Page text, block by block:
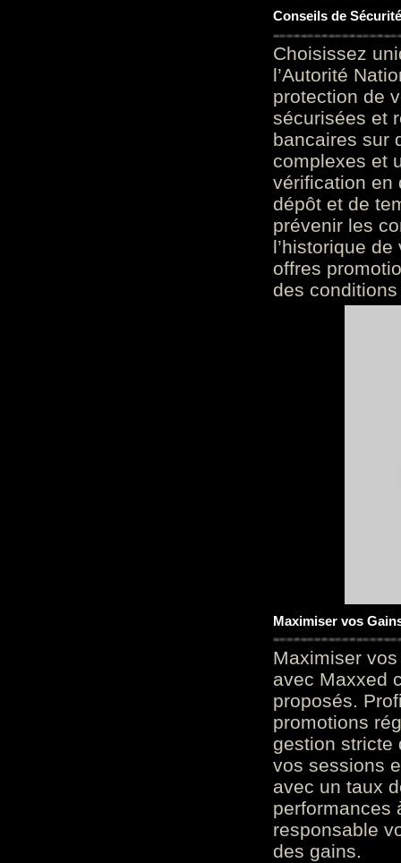
Conseils de
Choisissez
l’Autorité
protection de
sécurisées et
bancaires sur
complexes et
vérification en
dépôt et de
prévenir les
l’historique
offres
des
Maximiser vos
Maximiser
avec Maxxed
proposés.
promotions
gestion stricte
vos sessions
avec un taux
performances
responsable
des gains.